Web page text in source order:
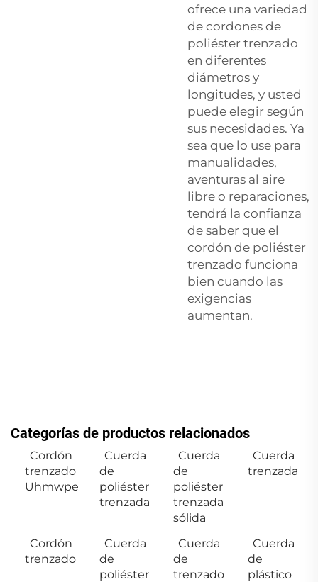
ofrece una variedad
de cordones de
poliéster trenzado
en diferentes
diámetros y
longitudes, y usted
puede elegir según
sus necesidades. Ya
sea que lo use para
manualidades,
aventuras al aire
libre o reparaciones,
tendrá la confianza
de saber que el
cordón de poliéster
trenzado funciona
bien cuando las
exigencias
aumentan.
Categorías de productos relacionados
Cordón
trenzado
Uhmwpe
Cuerda
de
poliéster
trenzada
Cuerda
de
poliéster
trenzada
sólida
Cuerda
trenzada
Cordón
trenzado
Cuerda
de
poliéster
Cuerda
de
trenzado
Cuerda
de
plástico